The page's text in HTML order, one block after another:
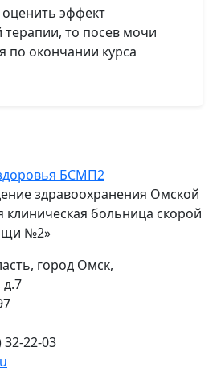
эффект
то посев мочи
по окончании курса
здравоохранения Омской
клиническая больница скорой
№2»
город Омск,
22-03